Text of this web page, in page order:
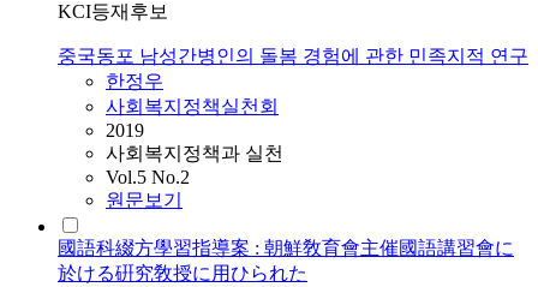
KCI등재후보
중국동포 남성간병인의 돌봄 경험에 관한 민족지적 연구
한정우
사회복지정책실천회
2019
사회복지정책과 실천
Vol.5 No.2
원문보기
國語科綴方學習指導案 : 朝鮮敎育會主催國語講習會に
於ける硏究敎授に用ひられた